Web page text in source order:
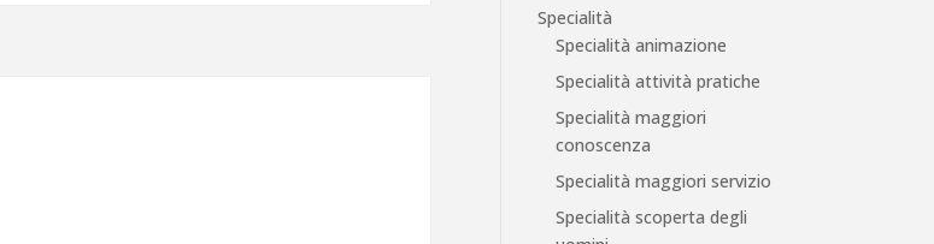
Specialità
Specialità animazione
Specialità attività pratiche
Specialità maggiori
conoscenza
Specialità maggiori servizio
Specialità scoperta degli